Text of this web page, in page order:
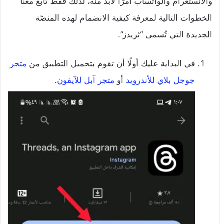
الخطوات التالية لمعرفة كيفية الانضمام لهذه المنصّة
الجديدة التي تُسمى “ثريدز”.
في البداية عليك أولًا أن تقوم بتحميل التطبيق من متجر
جوجل بلاي للأندرويد أو متجر آبل للآيفون.